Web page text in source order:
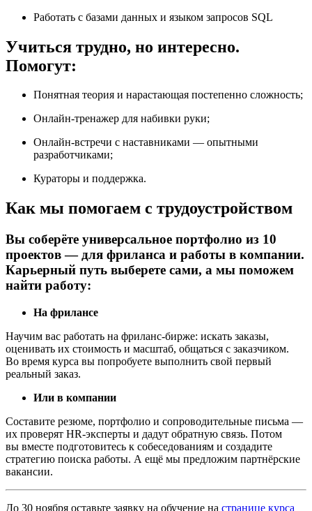
Работать с базами данных и языком запросов SQL
Учиться трудно, но интересно.
Помогут:
Понятная теория и нарастающая постепенно сложность;
Онлайн-тренажер для набивки руки;
Онлайн-встречи с наставниками — опытными
разработчиками;
Кураторы и поддержка.
Как мы помогаем с трудоустройством
Вы соберёте универсальное портфолио из 10
проектов — для фриланса и работы в компании.
Карьерный путь выберете сами, а мы поможем
найти работу:
На фрилансе
Научим вас работать на фриланс-бирже: искать заказы,
оценивать их стоимость и масштаб, общаться с заказчиком.
Во время курса вы попробуете выполнить свой первый
реальный заказ.
Или в компании
Составите резюме, портфолио и сопроводительные письма —
их проверят HR-эксперты и дадут обратную связь. Потом
вы вместе подготовитесь к собеседованиям и создадите
стратегию поиска работы. А ещё мы предложим партнёрские
вакансии.
До 30 ноября оставьте заявку на обучение на странице курса